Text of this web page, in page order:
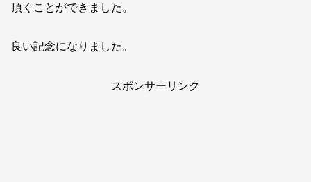
頂くことができました。
良い記念になりました。
スポンサーリンク